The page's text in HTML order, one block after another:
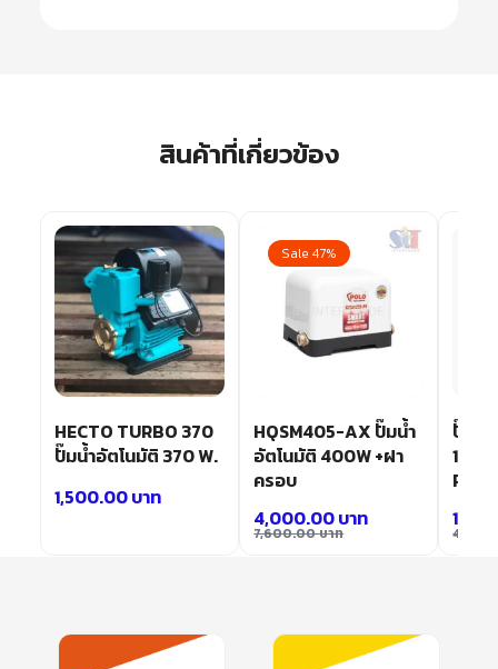
สินค้าที่เกี่ยวข้อง
HECTO TURBO 370
ปั๊มน้ำอัตโนมัติ 370 W.
1,500.00บาท
Sale 47%
HQSM405-AX ปั๊มน้ำ
อัตโนมัติ 400W +ฝา
ครอบ
7,600.00บาท
4,000.00บาท
ปั๊มน้
1/3 แ
PS-